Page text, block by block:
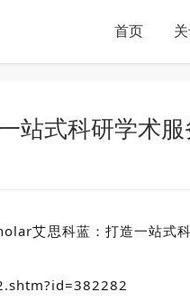
首页
站式科研学术
艾思科蓝：打造一站式